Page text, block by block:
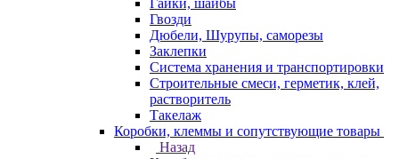
Гайки, шайбы
Гвозди
Дюбели, Шурупы, саморезы
Заклепки
Система хранения и транспортировки
Строительные смеси, герметик, клей,
растворитель
Такелаж
Коробки, клеммы и сопутствующие товары
Назад